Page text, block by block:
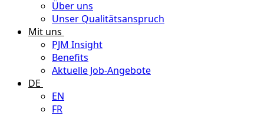
Über uns
Unser Qualitätsanspruch
Mit uns
PJM Insight
Benefits
Aktuelle Job-Angebote
DE
EN
FR